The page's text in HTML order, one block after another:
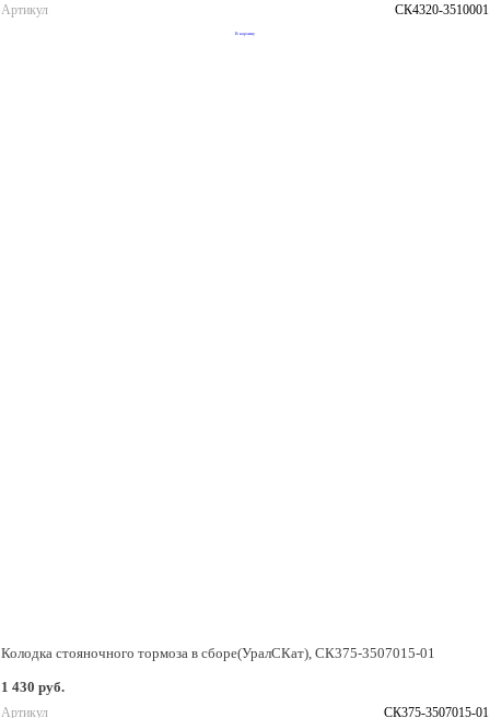
Артикул СК4320-3510001
В корзину
Колодка стояночного тормоза в сборе(УралСКат), СК375-3507015-01
1 430 руб.
Артикул СК375-3507015-01